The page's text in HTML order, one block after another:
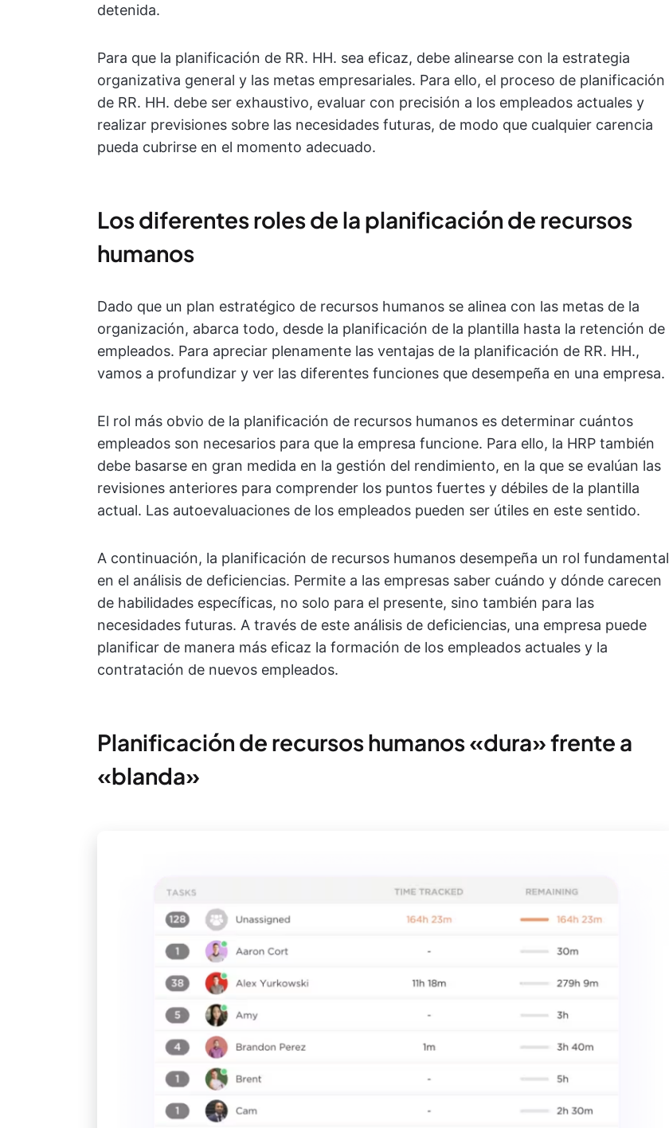
detenida.
Para que la planificación de RR. HH. sea eficaz, debe alinearse con la estrategia
organizativa general y las metas empresariales. Para ello, el proceso de planificación
de RR. HH. debe ser exhaustivo, evaluar con precisión a los empleados actuales y
realizar previsiones sobre las necesidades futuras, de modo que cualquier carencia
pueda cubrirse en el momento adecuado.
Los diferentes roles de la planificación de recursos
humanos
Dado que un plan estratégico de recursos humanos se alinea con las metas de la
organización, abarca todo, desde la planificación de la plantilla hasta la retención de
empleados. Para apreciar plenamente las ventajas de la planificación de RR. HH.,
vamos a profundizar y ver las diferentes funciones que desempeña en una empresa.
El rol más obvio de la planificación de recursos humanos es determinar cuántos
empleados son necesarios para que la empresa funcione. Para ello, la HRP también
debe basarse en gran medida en la gestión del rendimiento, en la que se evalúan las
revisiones anteriores para comprender los puntos fuertes y débiles de la plantilla
actual. Las autoevaluaciones de los empleados pueden ser útiles en este sentido.
A continuación, la planificación de recursos humanos desempeña un rol fundamental
en el análisis de deficiencias. Permite a las empresas saber cuándo y dónde carecen
de habilidades específicas, no solo para el presente, sino también para las
necesidades futuras. A través de este análisis de deficiencias, una empresa puede
planificar de manera más eficaz la formación de los empleados actuales y la
contratación de nuevos empleados.
Planificación de recursos humanos «dura» frente a
«blanda»